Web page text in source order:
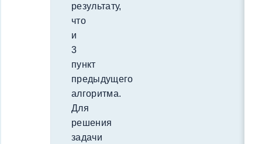
результату,
что
и
3
пункт
предыдущего
алгоритма.
Для
решения
задачи